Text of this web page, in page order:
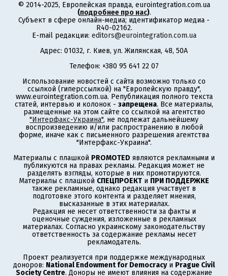
© 2014-2025, Европейская правда, eurointegration.com.ua
(подробнее про нас).
Субъект в сфере онлайн-медиа; идентификатор медиа -
R40-02162.
E-mail редакции: editors@eurointegration.com.ua
Адрес: 01032, г. Киев, ул. Жилянская, 48, 50А
Телефон: +380 95 641 22 07
Использование новостей с сайта возможно только со
ссылкой (гиперссылкой) на "Европейскую правду",
www.eurointegration.com.ua. Републикация полного текста
статей, интервью и колонок - запрещена. Все материалы,
размещенные на этом сайте со ссылкой на агентство
"Интерфакс-Украина", не подлежат дальнейшему
воспроизведению и/или распространению в любой
форме, иначе как с письменного разрешения агентства
"Интерфакс-Украина".
Материалы с плашкой PROMOTED являются рекламными и
публикуются на правах рекламы. Редакция может не
разделять взгляды, которые в них промотируются.
Материалы с плашкой СПЕЦПРОЕКТ и ПРИ ПОДДЕРЖКЕ
также рекламные, однако редакция участвует в
подготовке этого контента и разделяет мнения,
высказанные в этих материалах.
Редакция не несет ответственности за факты и
оценочные суждения, изложенные в рекламных
материалах. Согласно украинскому законодательству
ответственность за содержание рекламы несет
рекламодатель.
Проект реализуется при поддержке международных
доноров: National Endowment for Democracyи Prague Civil
Society Centre. Доноры не имеют влияния на содержание